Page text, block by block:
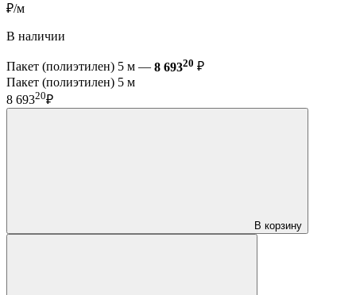
₽/м
В наличии
Пакет (полиэтилен) 5 м — 8 69320 ₽
Пакет (полиэтилен) 5 м
8 69320₽
В корзину